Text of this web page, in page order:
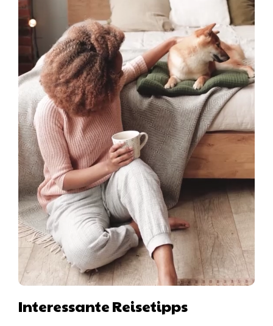
Interessante Reisetipps